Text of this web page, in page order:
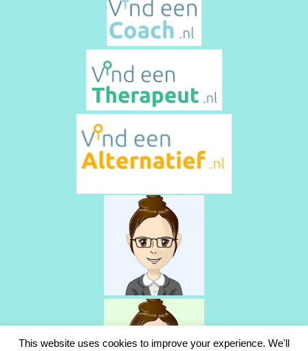
This website uses cookies to improve your experience. We'll